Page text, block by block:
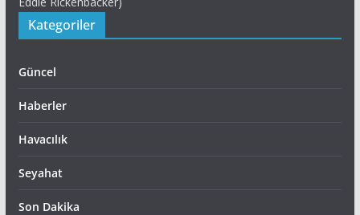
Kategoriler
Güncel
Haberler
Havacılık
Seyahat
Son Dakika